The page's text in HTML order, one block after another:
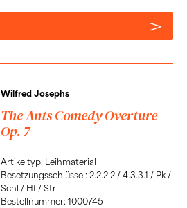
Wilfred Josephs
The Ants Comedy Overture
Op. 7
Artikeltyp: Leihmaterial
Besetzungsschlüssel: 2.2.2.2 / 4.3.3.1 / Pk /
Schl / Hf / Str
Bestellnummer: 1000745